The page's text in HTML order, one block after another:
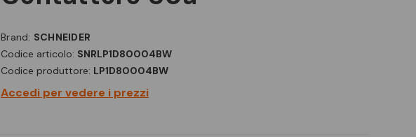
Brand: SCHNEIDER
Codice articolo: SNRLP1D80004BW
Codice produttore: LP1D80004BW
Accedi per vedere i prezzi